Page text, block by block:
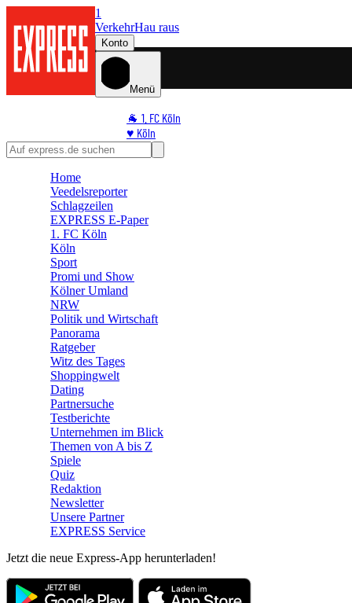
1
VerkehrHau raus
Konto
Menü
🐐 1. FC Köln
♥️ Köln
⭐ Promi
🛒 Shoppingwelt
Home
Veedelsreporter
Schlagzeilen
EXPRESS E-Paper
1. FC Köln
Köln
Sport
Promi und Show
Kölner Umland
NRW
Politik und Wirtschaft
Panorama
Ratgeber
Witz des Tages
Shoppingwelt
Dating
Partnersuche
Testberichte
Unternehmen im Blick
Themen von A bis Z
Spiele
Quiz
Redaktion
Newsletter
Unsere Partner
EXPRESS Service
Jetzt die neue Express-App herunterladen!